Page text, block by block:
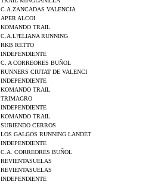
C.A.ZANCADAS VALENCIA
APER ALCOI
KOMANDO TRAIL
C.A.L?ELIANA RUNNING
RKB RETTO
INDEPENDIENTE
C. A CORREORES BUÑOL
RUNNERS CIUTAT DE VALENCI
INDEPENDIENTE
KOMANDO TRAIL
TRIMAGRO
INDEPENDIENTE
KOMANDO TRAIL
SUBIENDO CERROS
LOS GALGOS RUNNING LANDET
INDEPENDIENTE
C.A. CORREORES BUÑOL
REVIENTASUELAS
REVIENTASUELAS
INDEPENDIENTE